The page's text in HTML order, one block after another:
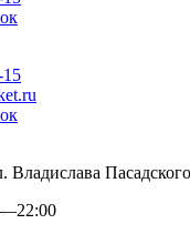
15
Владислава